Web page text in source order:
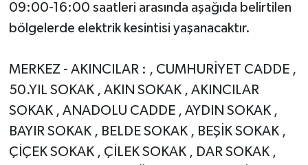
09:00-16:00 saatleri arasında aşağıda belirtilen
bölgelerde elektrik kesintisi yaşanacaktır.
MERKEZ - AKINCILAR : , CUMHURİYET CADDE ,
50.YIL SOKAK , AKIN SOKAK , AKINCILAR
SOKAK , ANADOLU CADDE , AYDIN SOKAK ,
BAYIR SOKAK , BELDE SOKAK , BEŞİK SOKAK ,
ÇİÇEK SOKAK , ÇİLEK SOKAK , DAR SOKAK ,